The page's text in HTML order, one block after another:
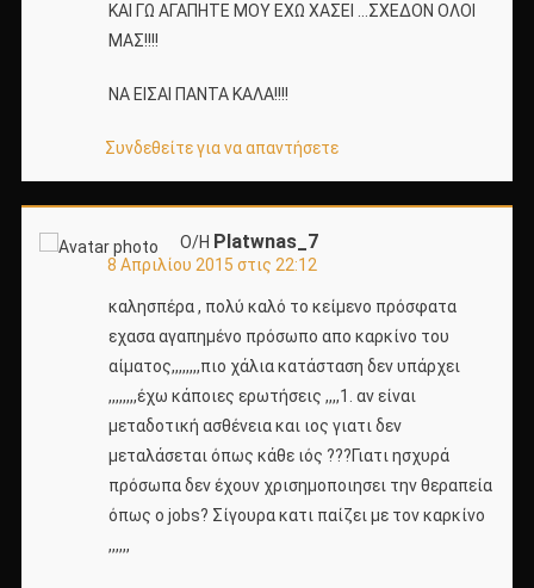
ΚΑΙ ΓΩ ΑΓΑΠΗΤΕ ΜΟΥ ΕΧΩ ΧΑΣΕΙ …ΣΧΕΔΟΝ ΟΛΟΙ
ΜΑΣ!!!!
ΝΑ ΕΙΣΑΙ ΠΑΝΤΑ ΚΑΛΑ!!!!
Συνδεθείτε για να απαντήσετε
Ο/Η Platwnas_7
8 Απριλίου 2015 στις 22:12
καλησπέρα , πολύ καλό το κείμενο πρόσφατα
εχασα αγαπημένο πρόσωπο απο καρκίνο του
αίματος,,,,,,,,πιο χάλια κατάσταση δεν υπάρχει
,,,,,,,,έχω κάποιες ερωτήσεις ,,,,1. αν είναι
μεταδοτική ασθένεια και ιος γιατι δεν
μεταλάσεται όπως κάθε ιός ???Γιατι ησχυρά
πρόσωπα δεν έχουν χρισημοποιησει την θεραπεία
όπως ο jobs? Σίγουρα κατι παίζει με τον καρκίνο
,,,,,,